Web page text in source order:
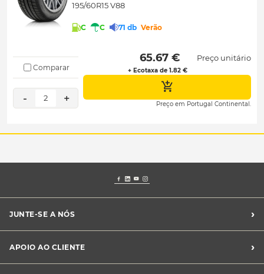
195/60R15 V88
C C 71 db Verão
Comparar
- 2 +
65.67 €
+ Ecotaxa de 1.82 €
Preço unitário
Preço em Portugal Continental.
JUNTE-SE A NÓS ›
Franchising Midas
APOIO AO CLIENTE ›